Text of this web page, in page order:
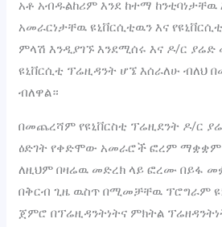
‎አቶ አብዱልከሪም እንደ ከተማ ከንቲባነታቸዉ
አመራርነታቸዉ ዩኒቨርሲቲዉን እና
ምላሽ እንዲያገኙ እንደሚሰሩ እና ዶ/ር ያሬድ
ዩኒቨርሲቲ ፕሬዚዳንት ሆኜ እሰራለሁ ብለህ
ብለዋል።
በመጨረሻም የዩኒቨርስቲ ፕሬዚደንት ዶ/ር
ዕድገት የቀድሞው አመራሮች ፎረም ማቋቋም
ለዚህም በዛሬዉ መድረክ ላይ ፎረሙ በይፋ
በቅርብ ጊዜ ዉስጥ በሚመቻቸዉ ፕሮግራም
ጀምሮ በፕሬዚዳንትነትና ምክትል